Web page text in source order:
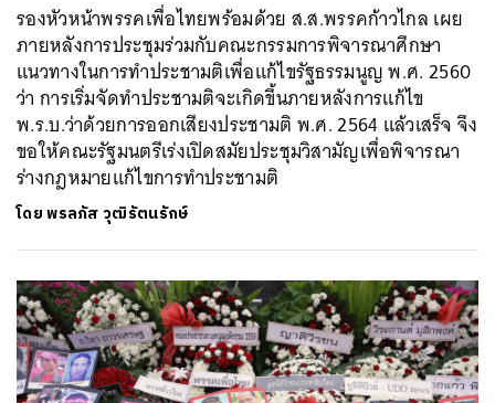
รองหัวหน้าพรรคเพื่อไทยพร้อมด้วย ส.ส.พรรคก้าวไกล เผย
ภายหลังการประชุมร่วมกับคณะกรรมการพิจารณาศึกษา
แนวทางในการทำประชามติเพื่อแก้ไขรัฐธรรมนูญ พ.ศ. 2560
ว่า การเริ่มจัดทำประชามติจะเกิดขึ้นภายหลังการแก้ไข
พ.ร.บ.ว่าด้วยการออกเสียงประชามติ พ.ศ. 2564 แล้วเสร็จ จึง
ขอให้คณะรัฐมนตรีเร่งเปิดสมัยประชุมวิสามัญเพื่อพิจารณา
ร่างกฎหมายแก้ไขการทำประชามติ
โดยพรลภัส วุฒิรัตนรักษ์